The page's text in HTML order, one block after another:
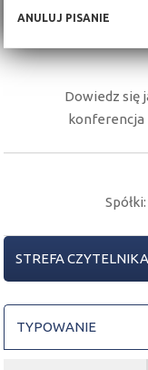
ANULUJ PISANIE
Dowiedz się
konferencja
STREFA CZYTELNIKA
TYPOWANIE